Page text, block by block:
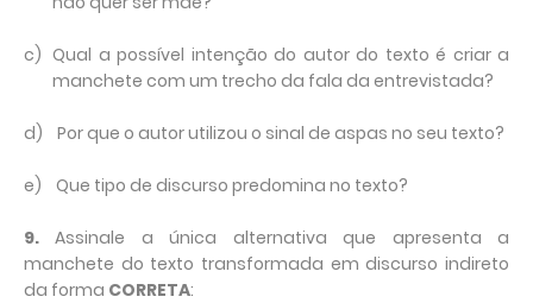
c) Qual a possível intenção do autor do texto é criar a
manchete com um trecho da fala da entrevistada?
d) Por que o autor utilizou o sinal de aspas no seu texto?
e) Que tipo de discurso predomina no texto?
9. Assinale a única alternativa que apresenta a
manchete do texto transformada em discurso indireto
da forma CORRETA: